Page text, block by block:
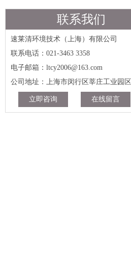
联系我们
速莱清环境技术（上海）有限公司
联系电话：021-3463 3358
电子邮箱：ltcy2006@163.com
公司地址：上海市闵行区莘庄工业园区
立即咨询 在线留言